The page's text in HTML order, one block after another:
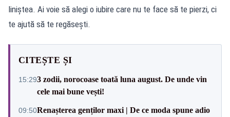
liniștea. Ai voie să alegi o iubire care nu te face să te pierzi, ci
te ajută să te regăsești.
CITEȘTE ȘI
15:293 zodii, norocoase toată luna august. De unde vin
cele mai bune vești!
09:50Renașterea genților maxi | De ce moda spune adio